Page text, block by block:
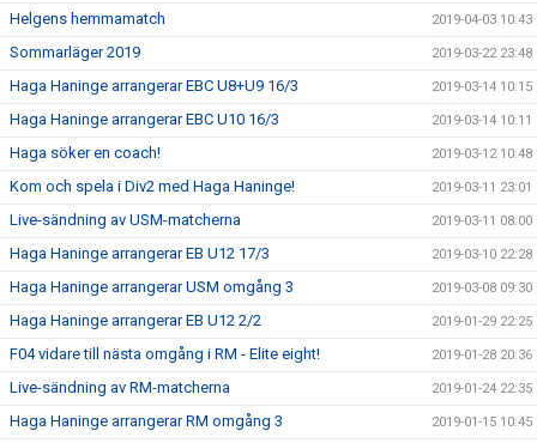
Helgens hemmamatch 2019-04-03 10:43
Sommarläger 2019 2019-03-22 23:48
Haga Haninge arrangerar EBC U8+U9 16/3 2019-03-14 10:15
Haga Haninge arrangerar EBC U10 16/3 2019-03-14 10:11
Haga söker en coach! 2019-03-12 10:48
Kom och spela i Div2 med Haga Haninge! 2019-03-11 23:01
Live-sändning av USM-matcherna 2019-03-11 08:00
Haga Haninge arrangerar EB U12 17/3 2019-03-10 22:28
Haga Haninge arrangerar USM omgång 3 2019-03-08 09:30
Haga Haninge arrangerar EB U12 2/2 2019-01-29 22:25
F04 vidare till nästa omgång i RM - Elite eight! 2019-01-28 20:36
Live-sändning av RM-matcherna 2019-01-24 22:35
Haga Haninge arrangerar RM omgång 3 2019-01-15 10:45